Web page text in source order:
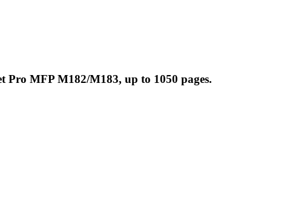
MFP M182/M183, up to 1050 pages.